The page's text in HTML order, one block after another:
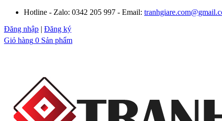
Hotline - Zalo: 0342 205 997 - Email:
Đăng nhập | Đăng ký
Giỏ hàng 0 Sản phẩm